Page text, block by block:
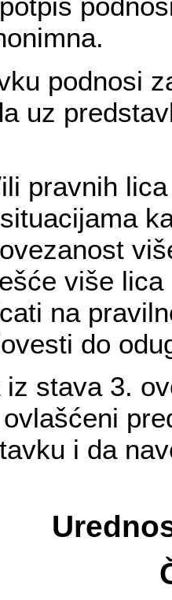
podnosi
uz
pravnih
više
na
do
stava 3.
i da